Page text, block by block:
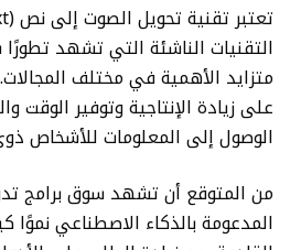
التقنيات الناشئة التي تشهد تطورًا
متزايد الأهمية في مختلف
على زيادة الإنتاجية وتوفير الوقت
الوصول إلى المعلومات للأشخاص
من المتوقع أن تشهد سوق برامج
المدعومة بالذكاء الاصطناعي نموًا